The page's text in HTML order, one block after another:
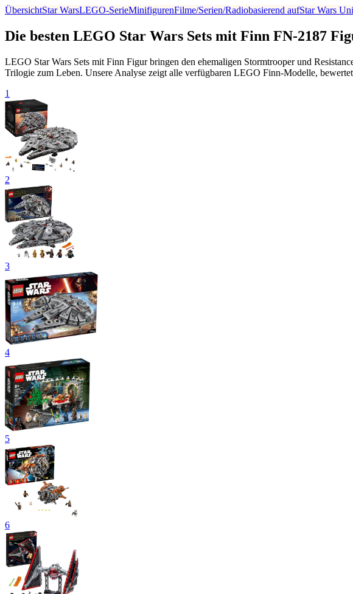
ÜbersichtStar WarsLEGO-SerieMinifigurenFilme/Serien/Radiobasierend aufStar Wars
Die besten LEGO Star Wars Sets mit Finn FN-2187
LEGO Star Wars Sets mit Finn Figur bringen den ehemaligen Stormtrooper und
Trilogie zum Leben. Unsere Analyse zeigt alle verfügbaren LEGO Finn-Modelle,
1
2
3
4
5
6